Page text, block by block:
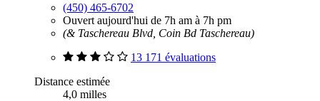
(450) 465-6702
Ouvert aujourd'hui de 7h am à 7h pm
(& Taschereau Blvd, Coin Bd Taschereau)
13 171 évaluations
Distance estimée
4,0 milles